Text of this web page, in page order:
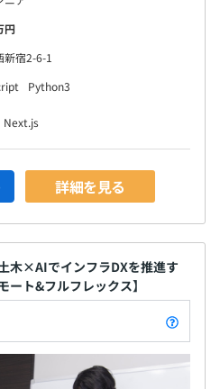
円
新宿2-6-1
Python3
Next.js
詳細を見る
木×AIでインフラDXを推進す
ート&フルフレックス】